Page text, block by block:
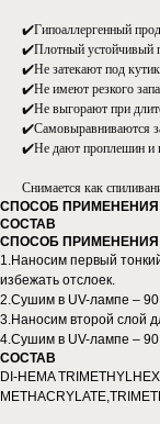
✔️Гипоаллергенный
✔️Плотный устойчивый
✔️Не затекают под
✔️Не имеют резкого
✔️Не выгорают при
✔️Самовыравниваются
✔️Не дают проплешин и
Снимается как
СПОСОБ ПРИМЕНЕНИЯ
СОСТАВ
СПОСОБ ПРИМЕНЕНИЯ
1.Наносим первый
избежать отслоек.
2.Сушим в UV-лампе – 90
3.Наносим второй слой
4.Сушим в UV-лампе – 90
СОСТАВ
DI-HEMA